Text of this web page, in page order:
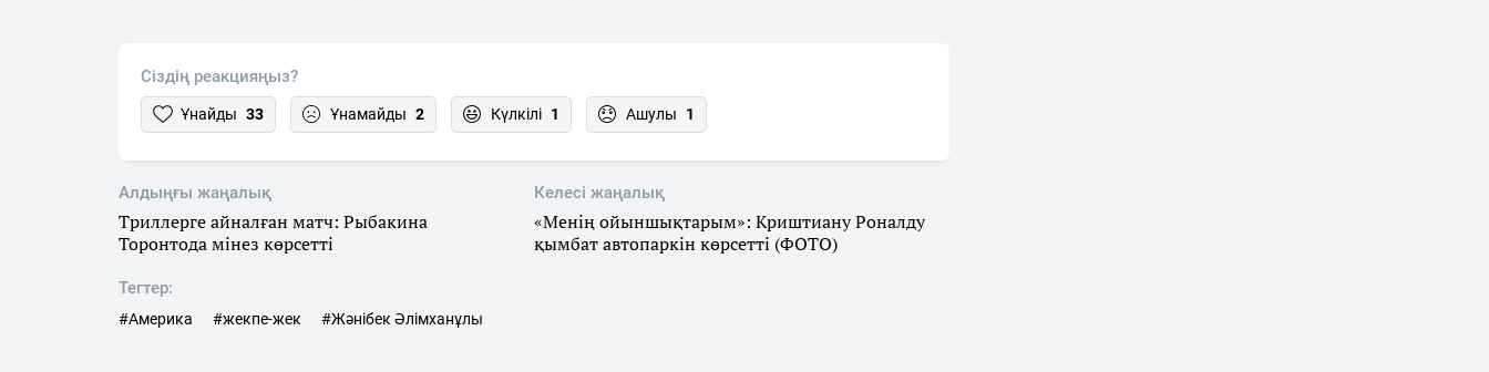
Сіздің реакцияңыз?
Ұнайды 33 Ұнамайды 2 Күлкілі 1 Ашулы 1
Алдыңғы жаңалық
Триллерге айналған матч: Рыбакина
Торонтода мінез көрсетті
Келесі жаңалық
«Менің ойыншықтарым»: Криштиану Роналду
қымбат автопаркін көрсетті (ФОТО)
Тегтер:
#Америка #жекпе-жек #Жәнібек Әлімханұлы